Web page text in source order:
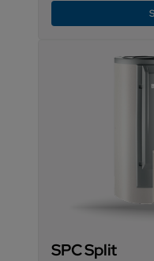
SPC Split